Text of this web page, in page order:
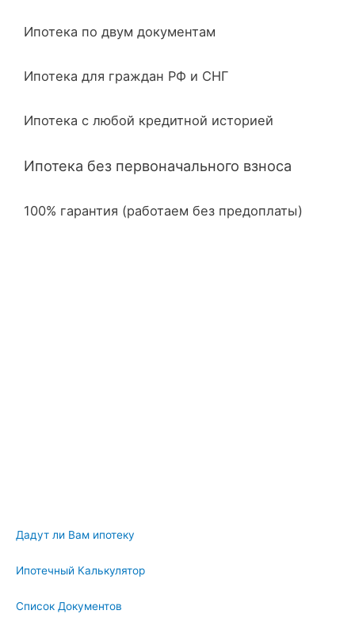
Ипотека по двум документам
Ипотека для граждан РФ и СНГ
Ипотека с любой кредитной историей
Ипотека без первоначального взноса
100% гарантия (работаем без предоплаты)
Дадут ли Вам ипотеку
Ипотечный Калькулятор
Список Документов